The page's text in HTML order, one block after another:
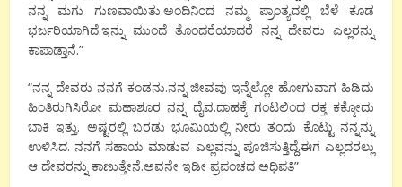
ನನ್ನ ಮಗು ಗುಣವಾಯಿತು.ಅಂದಿನಿಂದ ನಮ್ಮ ಪ್ರಾಂತ್ಯದಲ್ಲಿ ಬೆಳೆ ಕೂಡ
ಭರ್ಜರಿಯಾಗಿದೆ.ಇನ್ನು ಮುಂದೆ ತೊಂದರೆಯಾದರೆ ನನ್ನ ದೇವರು ಎಲ್ಲರನ್ನು
ಕಾಪಾಡ್ತಾನೆ.”
“ನನ್ನ ದೇವರು ನನಗೆ ಕಂಡನು.ನನ್ನ ಜೀವವು ಇನ್ನೆಲ್ಲೋ ಹೋಗುವಾಗ ಹಿಡಿದು
ಹಿಂತಿರುಗಿಸಿರೋ ಮಹಾಶೂರ ನನ್ನ ದೈವ.ದಾಹಕ್ಕೆ ಗಂಟಲಿಂದ ರಕ್ತ ಕಕ್ಕೋದು
ಬಾಕಿ ಇತ್ತು. ಅಷ್ಟರಲ್ಲಿ ಬರಡು ಭೂಮಿಯಲ್ಲಿ ನೀರು ತಂದು ಕೊಟ್ಟು ನನ್ನನ್ನು
ಉಳಿಸಿದ. ನನಗೆ ಸಹಾಯ ಮಾಡುವ ಎಲ್ಲವನ್ನು ಪೂಜಿಸುತ್ತಿದ್ದೆ.ಈಗ ಎಲ್ಲದರಲ್ಲು
ಆ ದೇವರನ್ನು ಕಾಣುತ್ತೇನೆ.ಅವನೇ ಇಡೀ ಪ್ರಪಂಚದ ಅಧಿಪತಿ”